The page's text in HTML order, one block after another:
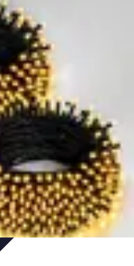
Disfraces Clásicos